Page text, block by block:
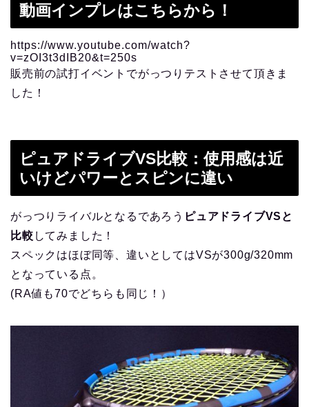
動画インプレはこちらから！
https://www.youtube.com/watch?
v=zOI3t3dIB20&t=250s
販売前の試打イベントでがっつりテストさせて頂きま
した！
ピュアドライブVS比較：使用感は近
いけどパワーとスピンに違い
がっつりライバルとなるであろう ピュアドライブVSと
比較 してみました！
スペックはほぼ同等、違いとしてはVSが300g/320mm
となっている点。
(RA値も70でどちらも同じ！）